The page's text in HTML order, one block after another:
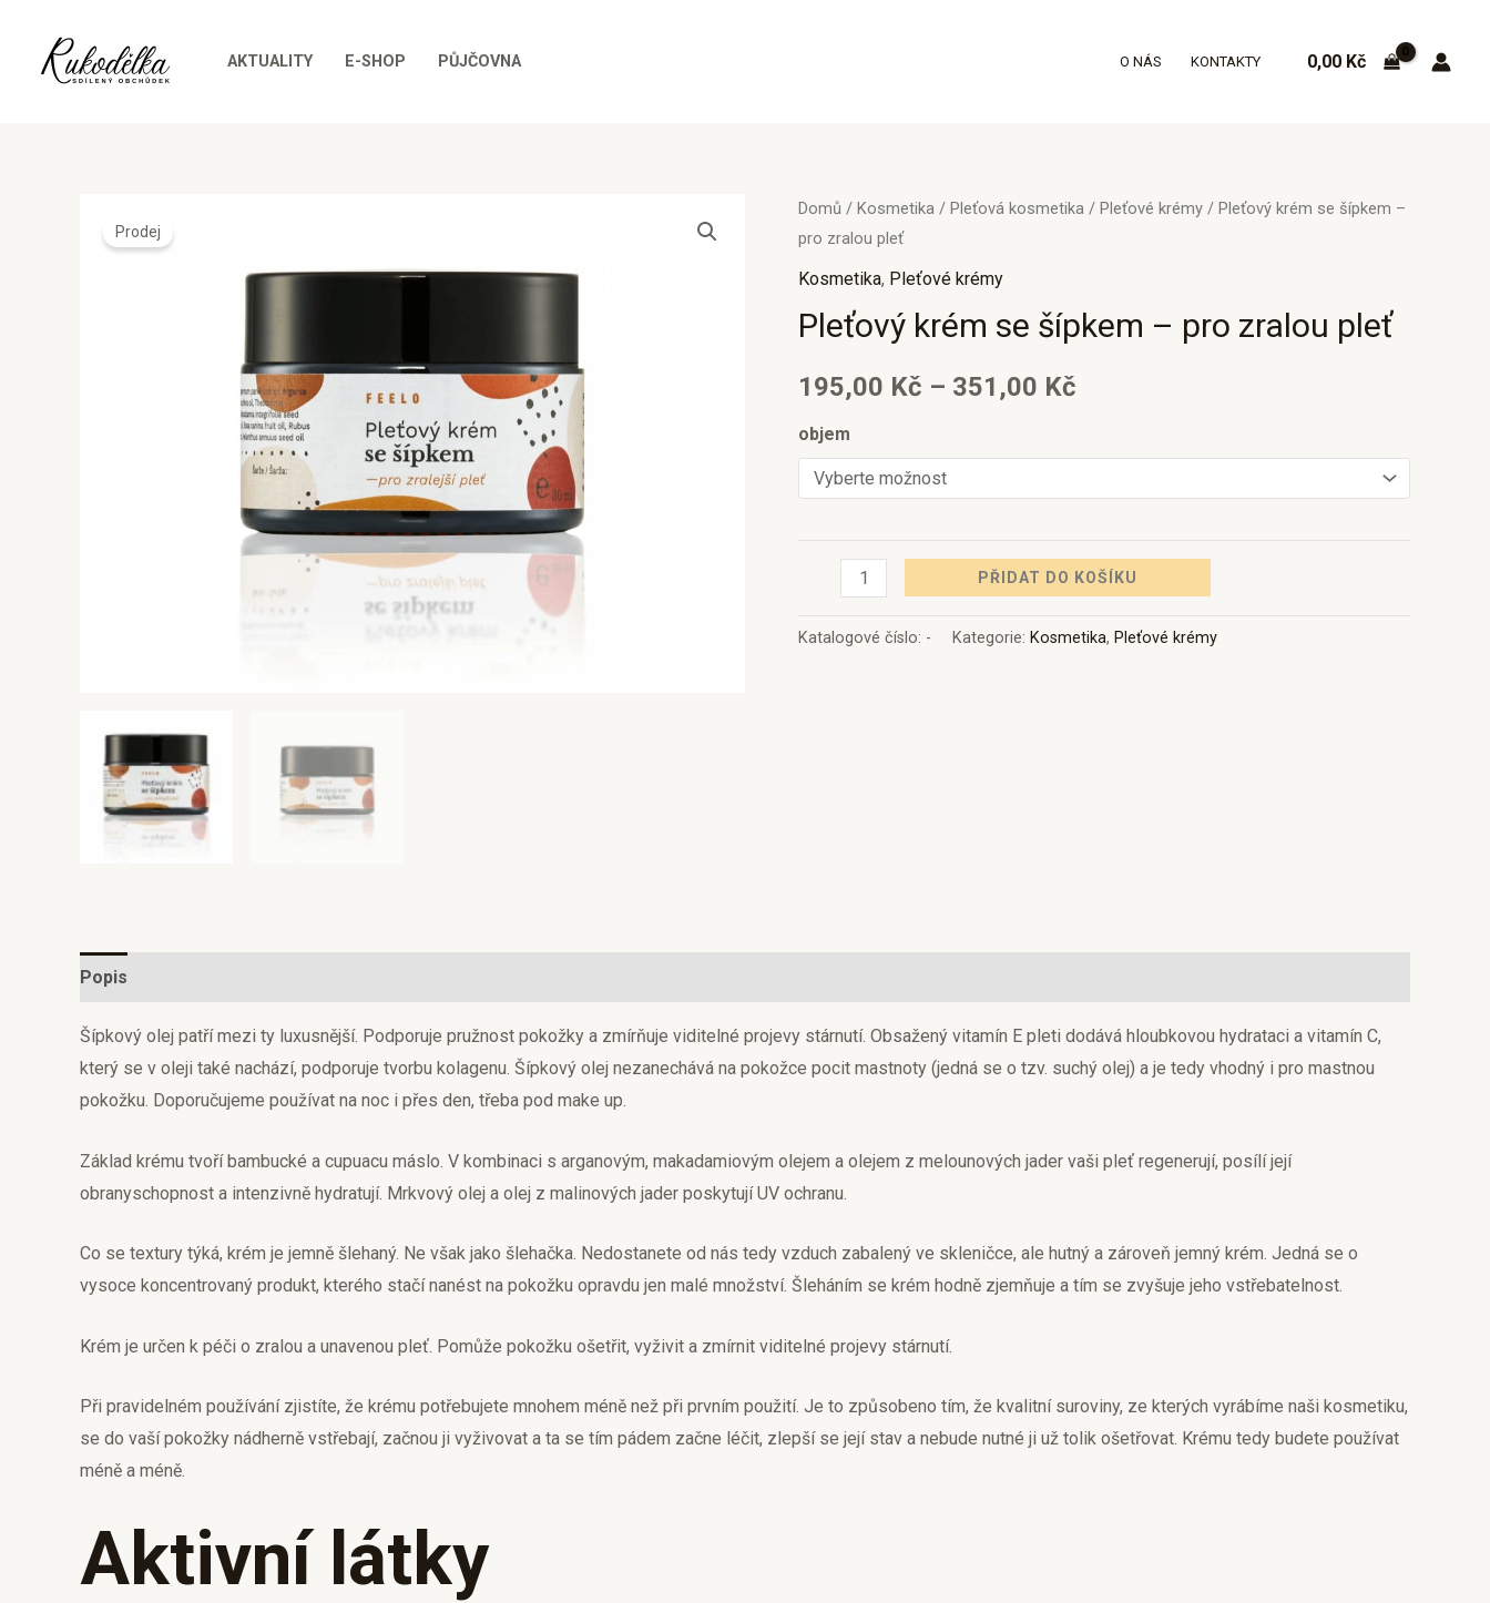
obsah
AKTUALITY E-SHOP PŮJČOVNA O NÁS KONTAKTY 0,00 Kč
Prodej
Domů / Kosmetika / Pleťová kosmetika / Pleťové krémy / Pleťový krém se šípkem –
pro zralou pleť
Kosmetika, Pleťové krémy
Pleťový krém se šípkem – pro zralou pleť
195,00 Kč – 351,00 Kč
objem
Pleťový
krém
se
šípkem
-
zralou
pleť
množství
PŘIDAT DO KOŠÍKU
Katalogové číslo: - Kategorie: Kosmetika, Pleťové krémy
Popis
Šípkový olej patří mezi ty luxusnější. Podporuje pružnost pokožky a zmírňuje viditelné projevy stárnutí. Obsažený vitamín E pleti dodává hloubkovou hydrataci a vitamín C,
který se v oleji také nachází, podporuje tvorbu kolagenu. Šípkový olej nezanechává na pokožce pocit mastnoty (jedná se o tzv. suchý olej) a je tedy vhodný i pro mastnou
pokožku. Doporučujeme používat na noc i přes den, třeba pod make up.
Základ krému tvoří bambucké a cupuacu máslo. V kombinaci s arganovým, makadamiovým olejem a olejem z melounových jader vaši pleť regenerují, posílí její
obranyschopnost a intenzivně hydratují. Mrkvový olej a olej z malinových jader poskytují UV ochranu.
Co se textury týká, krém je jemně šlehaný. Ne však jako šlehačka. Nedostanete od nás tedy vzduch zabalený ve skleničce, ale hutný a zároveň jemný krém. Jedná se o
vysoce koncentrovaný produkt, kterého stačí nanést na pokožku opravdu jen malé množství. Šleháním se krém hodně zjemňuje a tím se zvyšuje jeho vstřebatelnost.
Krém je určen k péči o zralou a unavenou pleť. Pomůže pokožku ošetřit, vyživit a zmírnit viditelné projevy stárnutí.
Při pravidelném používání zjistíte, že krému potřebujete mnohem méně než při prvním použití. Je to způsobeno tím, že kvalitní suroviny, ze kterých vyrábíme naši kosmetiku,
se do vaší pokožky nádherně vstřebají, začnou ji vyživovat a ta se tím pádem začne léčit, zlepší se její stav a nebude nutné ji už tolik ošetřovat. Krému tedy budete používat
méně a méně.
Aktivní látky